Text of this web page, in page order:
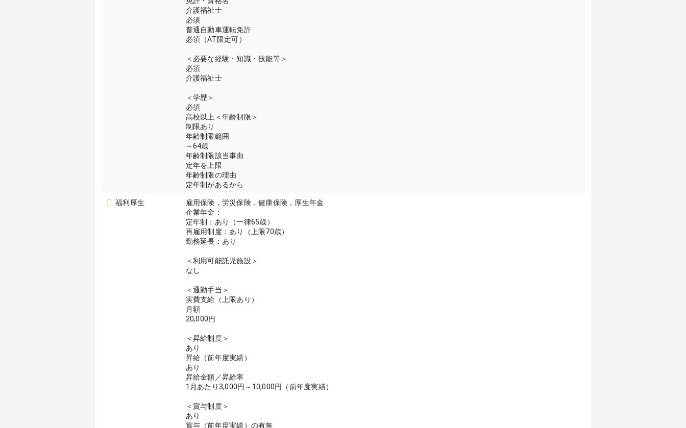
介護福祉士
必須
普通自動車運転免許
必須（AT限定可）
＜必要な経験・知識・技能等＞
必須
介護福祉士
＜学歴＞
必須
高校以上＜年齢制限＞
制限あり
年齢制限範囲
～64歳
年齢制限該当事由
定年を上限
年齢制限の理由
定年制があるから
福利厚生
雇用保険，労災保険，健康保険，厚生年金
企業年金：
定年制：あり（一律65歳）
再雇用制度：あり（上限70歳）
勤務延長：あり
＜利用可能託児施設＞
なし
＜通勤手当＞
実費支給（上限あり）
月額
20,000円
＜昇給制度＞
あり
昇給（前年度実績）
あり
昇給金額／昇給率
1月あたり3,000円～10,000円（前年度実績）
＜賞与制度＞
あり
賞与（前年度実績）の有無